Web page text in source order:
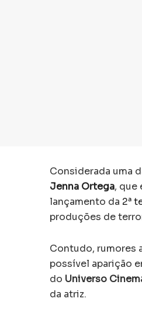
Considerada uma
Jenna Ortega, que
lançamento da 2ª
produções de
Contudo, rumores
possível aparição
do Universo
da atriz.